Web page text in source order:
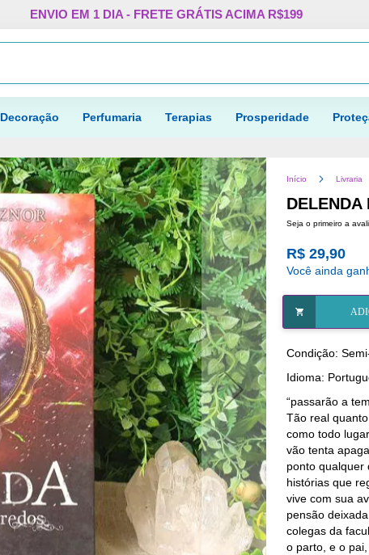
Pular
o
ENVIO EM 1 DIA - FRETE GRÁTIS ACIMA R$199
Procurar
Decoração Perfumaria Terapias Prosperidade
Início Livraria
DELENDA
Seja o primeiro a
R$ 29,90
Você ainda
Condição:
Idioma:
“passarão a
Tão real
como todo
vão tenta
ponto qualquer
histórias que
vive com sua
pensão
colegas da
o parto, e o